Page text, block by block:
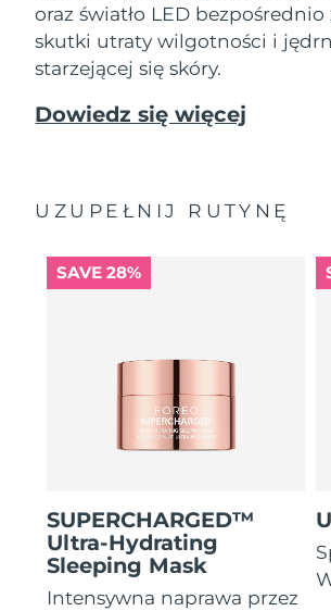
oraz światło LED bezpośrednio
skutki utraty wilgotności i
starzejącej się skóry.
Dowiedz się więcej
UZUPEŁNIJ RUTYNĘ
SAVE 28%
SUPERCHARGED™
Ultra-Hydrating
Sleeping Mask
Intensywna naprawa przez